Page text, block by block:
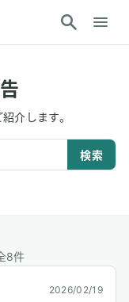
介します。
検索
8件
2026/02/19